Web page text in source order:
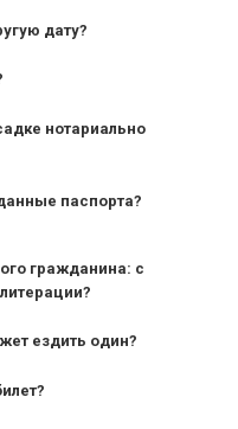
дату?
нотариально
паспорта?
гражданина: с
ездить один?